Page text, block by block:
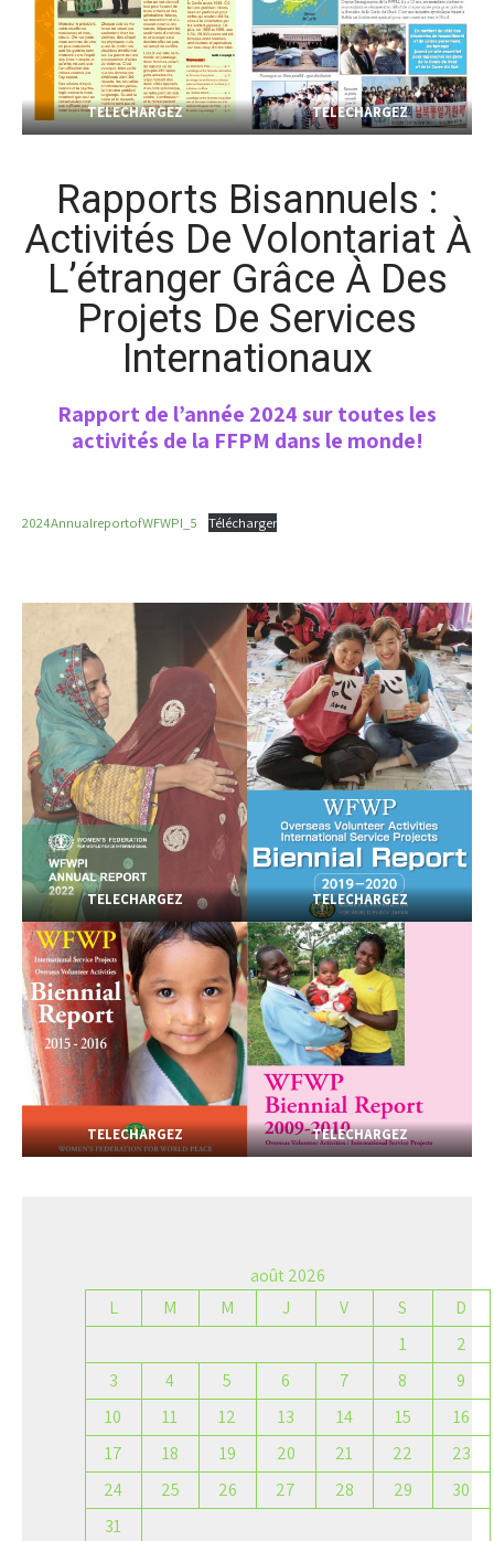
TELECHARGEZ TELECHARGEZ
Rapports Bisannuels :
Activités De Volontariat À
L’étranger Grâce À Des
Projets De Services
Internationaux
Rapport de l’année 2024 sur toutes les
activités de la FFPM dans le monde!
2024AnnualreportofWFWPI_5 Télécharger
TELECHARGEZ TELECHARGEZ
TELECHARGEZ TELECHARGEZ
août 2026
L
M M J V S
D
1
2
3
4 5 6 7 8
9
10
11 12 13 14 15
16
17
18 19 20 21 22
23
24
25 26 27 28 29
30
31